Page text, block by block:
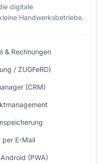
digitale
Handwerksbetriebe.
& Rechnungen
/ ZUGFeRD)
(CRM)
per E-Mail
(PWA)